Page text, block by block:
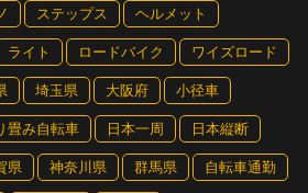
ステップス ヘルメット
ライト ロードバイク ワイズロード
埼玉県 大阪府 小径車
畳み自転車 日本一周 日本縦断
県 神奈川県 群馬県 自転車通勤